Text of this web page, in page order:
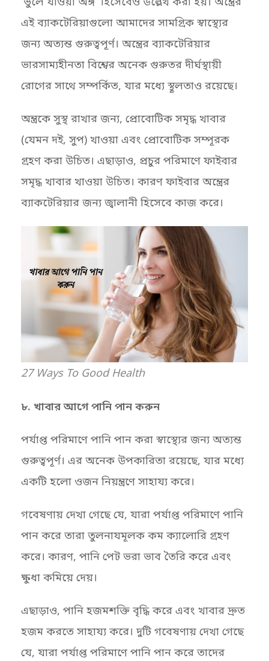
এই ব্যাকটেরিয়াগুলো আমাদের সামগ্রিক স্বাস্থ্যের
জন্য অত্যন্ত গুরুত্বপূর্ণ। অন্ত্রের ব্যাকটেরিয়ার
ভারসাম্যহীনতা বিশ্বের অনেক গুরুতর দীর্ঘস্থায়ী
রোগের সাথে সম্পর্কিত, যার মধ্যে স্থূলতাও রয়েছে।
অন্ত্রকে সুস্থ রাখার জন্য, প্রোবোটিক সমৃদ্ধ খাবার
(যেমন দই, সুপ) খাওয়া এবং প্রোবোটিক সম্পূরক
গ্রহণ করা উচিত। এছাড়াও, প্রচুর পরিমাণে ফাইবার
সমৃদ্ধ খাবার খাওয়া উচিত। কারণ ফাইবার অন্ত্রের
ব্যাকটেরিয়ার জন্য জ্বালানী হিসেবে কাজ করে।
27 Ways To Good Health
৮. খাবার আগে পানি পান করুন
পর্যাপ্ত পরিমাণে পানি পান করা স্বাস্থ্যের জন্য অত্যন্ত
গুরুত্বপূর্ণ। এর অনেক উপকারিতা রয়েছে, যার মধ্যে
একটি হলো ওজন নিয়ন্ত্রণে সাহায্য করে।
গবেষণায় দেখা গেছে যে, যারা পর্যাপ্ত পরিমাণে পানি
পান করে তারা তুলনাযমূলক কম ক্যালোরি গ্রহণ
করে। কারণ, পানি পেট ভরা ভাব তৈরি করে এবং
ক্ষুধা কমিয়ে দেয়।
এছাড়াও, পানি হজমশক্তি বৃদ্ধি করে এবং খাবার দ্রুত
হজম করতে সাহায্য করে। দুটি গবেষণায় দেখা গেছে
যে, যারা পর্যাপ্ত পরিমাণে পানি পান করে তাদের